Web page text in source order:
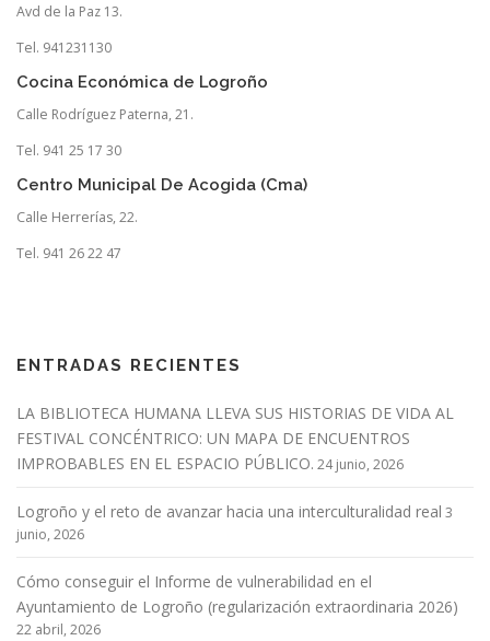
Avd de la Paz 13.
Tel. 941231130
Cocina Económica de Logroño
Calle Rodríguez Paterna, 21.
Tel. 941 25 17 30
Centro Municipal De Acogida (Cma)
Calle Herrerías, 22.
Tel. 941 26 22 47
ENTRADAS RECIENTES
LA BIBLIOTECA HUMANA LLEVA SUS HISTORIAS DE VIDA AL
FESTIVAL CONCÉNTRICO: UN MAPA DE ENCUENTROS
IMPROBABLES EN EL ESPACIO PÚBLICO. 24 junio, 2026
Logroño y el reto de avanzar hacia una interculturalidad real 3
junio, 2026
Cómo conseguir el Informe de vulnerabilidad en el
Ayuntamiento de Logroño (regularización extraordinaria 2026)
22 abril, 2026